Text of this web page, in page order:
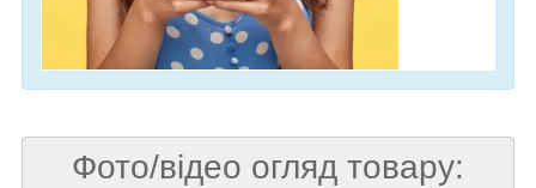
Фото/відео огляд товару: